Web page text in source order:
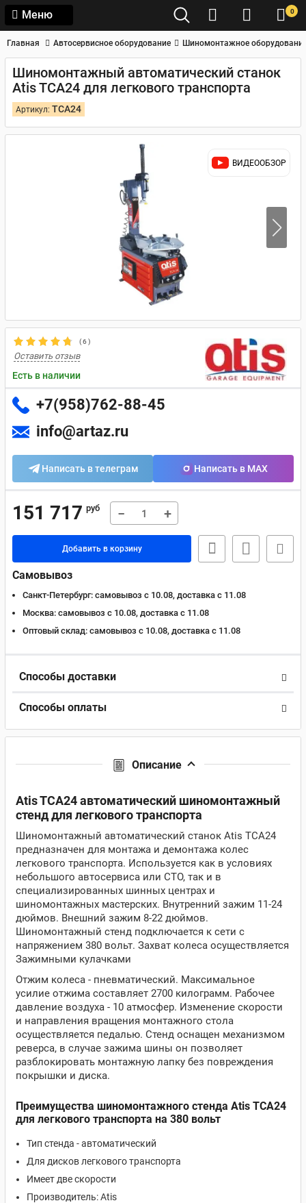
Меню 0
Главная Автосервисное оборудование Шиномонтажное
Шиномонтажный автоматический станок
Atis TCA24 для легкового транспорта
Артикул: TCA24
ВИДЕООБЗОР
(6)
Оставить отзыв
Есть в наличии
+7(958)762-88-45
info@artaz.ru
Написать в телеграм Написать в MAX
151 717 руб − +
Добавить в корзину
Самовывоз
Санкт-Петербург: самовывоз с 10.08, доставка c 11.08
Москва: самовывоз с 10.08, доставка c 11.08
Оптовый склад: самовывоз с 10.08, доставка c 11.08
Способы доставки
Способы оплаты
Описание
Atis TCA24 автоматический шиномонтажный
стенд для легкового транспорта
Шиномонтажный автоматический станок Atis TCA24
предназначен для монтажа и демонтажа колес
легкового транспорта. Используется как в условиях
небольшого автосервиса или СТО, так и в
специализированных шинных центрах и
шиномонтажных мастерских. Внутренний зажим 11-24
дюймов. Внешний зажим 8-22 дюймов.
Шиномонтажный стенд подключается к сети с
напряжением 380 вольт. Захват колеса осуществляется
Зажимными кулачками
Отжим колеса - пневматический. Максимальное
усилие отжима составляет 2700 килограмм. Рабочее
давление воздуха - 10 атмосфер. Изменение скорости
и направления вращения монтажного стола
осуществляется педалью. Стенд оснащен механизмом
реверса, в случае зажима шины он позволяет
разблокировать монтажную лапку без повреждения
покрышки и диска.
Преимущества шиномонтажного стенда Atis TCA24
для легкового транспорта на 380 вольт
Тип стенда - автоматический
Для дисков легкового транспорта
Имеет две скорости
Производитель: Atis